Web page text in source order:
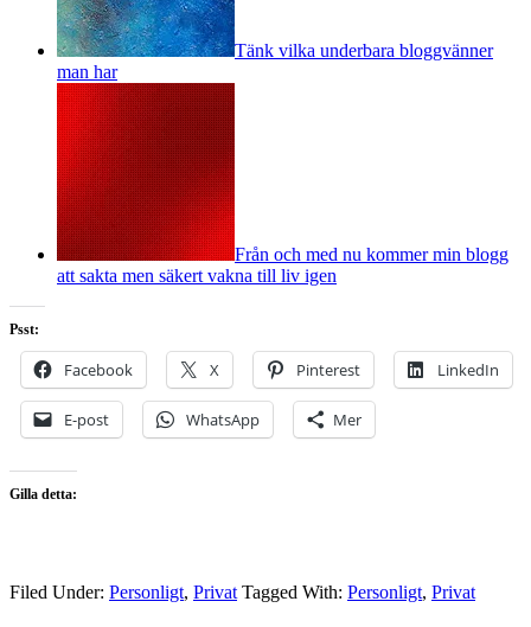
Tänk vilka underbara bloggvänner
man har
Från och med nu kommer min blogg
att sakta men säkert vakna till liv igen
Psst:
Facebook X Pinterest LinkedIn
E-post WhatsApp Mer
Gilla detta:
Filed Under: Personligt, Privat Tagged With: Personligt, Privat